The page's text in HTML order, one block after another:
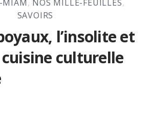
, NOS MILLE-FEUILLES,
SAVOIRS
l’insolite et
culturelle